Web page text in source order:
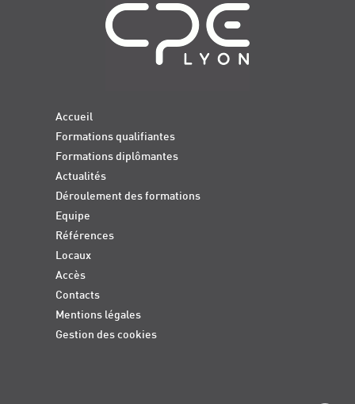
Accueil
Formations qualifiantes
Formations diplômantes
Actualités
Déroulement des formations
Equipe
Références
Locaux
Accès
Contacts
Mentions légales
Gestion des cookies